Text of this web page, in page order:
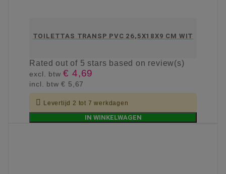
TOILETTAS TRANSP PVC 26,5X18X9 CM WIT
Ratedout of 5 stars based on review(s)
excl. btw€ 4,69
incl. btw€ 5,67
 Levertijd 2 tot 7 werkdagen
IN WINKELWAGEN